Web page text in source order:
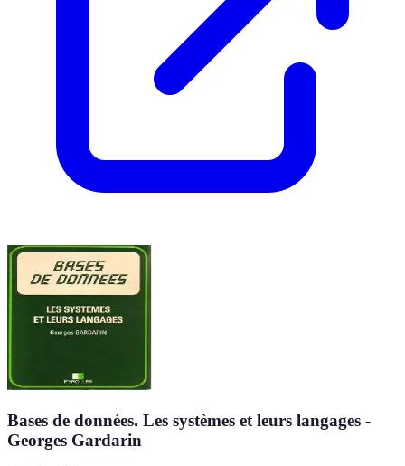
Bases de données. Les systèmes et leurs langages -
Georges Gardarin